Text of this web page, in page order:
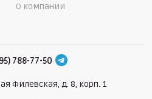
О компании
788-77-50
Филевская, д. 8, корп. 1